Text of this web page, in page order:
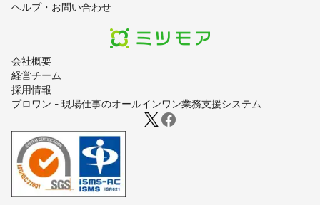
会社概要
経営チーム
採用情報
プロワン - 現場仕事のオールインワン業務支援システム
ヘルプ・お問い合わせ